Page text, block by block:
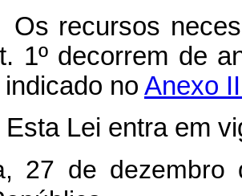
Os recursos
1º decorrem de
no Anexo
Lei entra em
27 de dezembro